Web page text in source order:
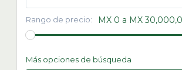
Rango de precio: MX 0 a MX
Más opciones de búsqueda